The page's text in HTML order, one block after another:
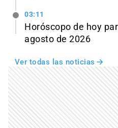
03:11
Horóscopo de hoy
agosto de 2026
Ver todas las noticias